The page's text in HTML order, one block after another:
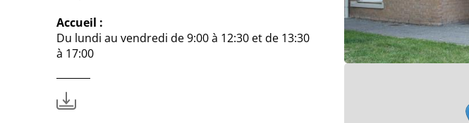
Accueil :
Du lundi au vendredi de 9:00 à 12:30 et de 13:30
à 17:00